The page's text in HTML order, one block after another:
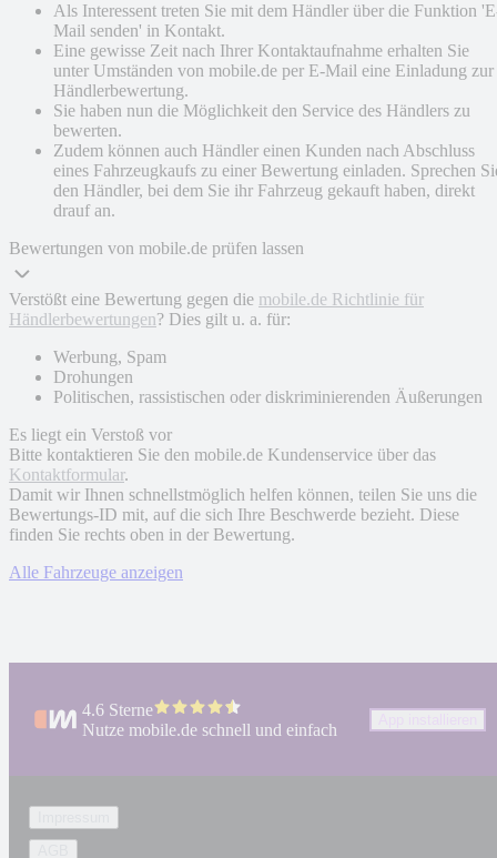
Als Interessent treten Sie mit dem Händler über die Funktion
Mail senden' in Kontakt.
Eine gewisse Zeit nach Ihrer Kontaktaufnahme erhalten Sie
unter Umständen von mobile.de per E-Mail eine Einladung zur
Händlerbewertung.
Sie haben nun die Möglichkeit den Service des Händlers zu
bewerten.
Zudem können auch Händler einen Kunden nach Abschluss
eines Fahrzeugkaufs zu einer Bewertung einladen. Sprechen
den Händler, bei dem Sie ihr Fahrzeug gekauft haben, direkt
drauf an.
Bewertungen von mobile.de prüfen lassen
Verstößt eine Bewertung gegen die mobile.de Richtlinie für
Händlerbewertungen? Dies gilt u. a. für:
Werbung, Spam
Drohungen
Politischen, rassistischen oder diskriminierenden Äußerungen
Es liegt ein Verstoß vor
Bitte kontaktieren Sie den mobile.de Kundenservice über das
Kontaktformular.
Damit wir Ihnen schnellstmöglich helfen können, teilen Sie uns die
Bewertungs-ID mit, auf die sich Ihre Beschwerde bezieht. Diese
finden Sie rechts oben in der Bewertung.
Alle Fahrzeuge anzeigen
4.6 Sterne
Nutze mobile.de schnell und einfach